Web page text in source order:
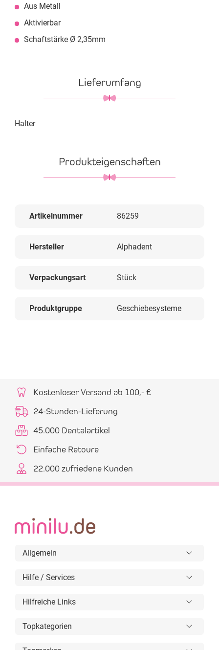
Aus Metall
Aktivierbar
Schaftstärke Ø 2,35mm
Lieferumfang
Halter
Produkteigenschaften
Artikelnummer 86259
Hersteller Alphadent
Verpackungsart Stück
Produktgruppe Geschiebesysteme
Kostenloser Versand ab 100,- €
24-Stunden-Lieferung
45.000 Dentalartikel
Einfache Retoure
22.000 zufriedene Kunden
Allgemein
Hilfe / Services
Hilfreiche Links
Topkategorien